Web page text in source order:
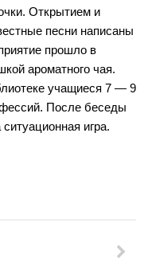
№8
№9
№10
№12
№11
№28
деятельности
Открытием и
песни написаны
прошло в
ароматного чая.
учащиеся 7 — 9
После беседы
игра.